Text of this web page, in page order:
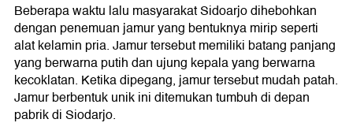
Beberapa waktu lalu masyarakat Sidoarjo dihebohkan
dengan penemuan jamur yang bentuknya mirip seperti
alat kelamin pria. Jamur tersebut memiliki batang panjang
yang berwarna putih dan ujung kepala yang berwarna
kecoklatan. Ketika dipegang, jamur tersebut mudah patah.
Jamur berbentuk unik ini ditemukan tumbuh di depan
pabrik di Siodarjo.